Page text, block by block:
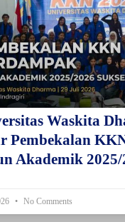
Waskita
Pembekalan
Akademik 2025/
No Comments